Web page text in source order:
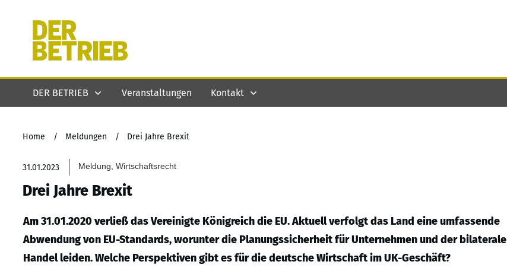
DER BETRIEB Veranstaltungen Kontakt
Home / Meldungen / Drei Jahre Brexit
31.01.2023 Meldung, Wirtschaftsrecht
Drei Jahre Brexit
Am 31.01.2020 verließ das Vereinigte Königreich die EU. Aktuell verfolgt das Land eine umfassende
Abwendung von EU-Standards, worunter die Planungssicherheit für Unternehmen und der bilaterale
Handel leiden. Welche Perspektiven gibt es für die deutsche Wirtschaft im UK-Geschäft?